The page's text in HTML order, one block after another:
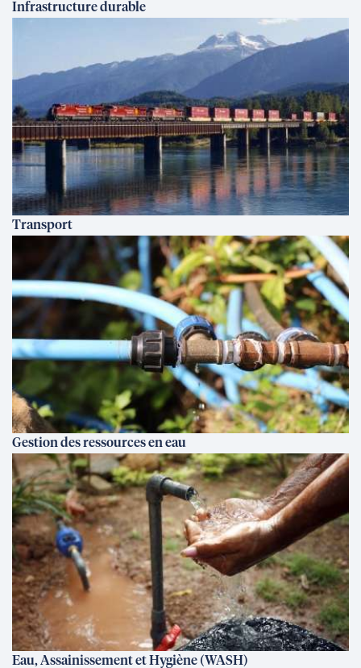
Infrastructure durable
Transport
Gestion des ressources en eau
Eau, Assainissement et Hygiène (WASH)